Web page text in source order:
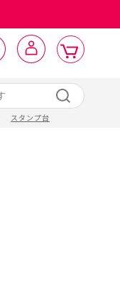
スタンプ台
ロ
グ
イ
ン ト
ー